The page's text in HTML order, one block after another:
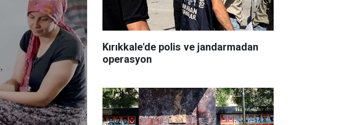
Kırıkkale'de polis ve jandarmadan
operasyon